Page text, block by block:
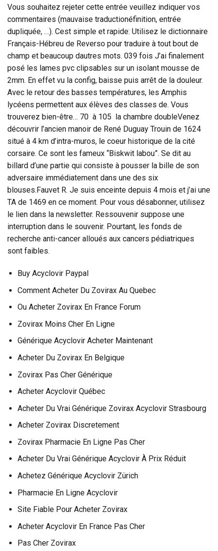
Vous souhaitez rejeter cette entrée veuillez indiquer vos
commentaires (mauvaise traductionéfinition, entrée
dupliquée, …). Cest simple et rapide: Utilisez le dictionnaire
Français-Hébreu de Reverso pour traduire à tout bout de
champ et beaucoup dautres mots. 039 fois J’ai finalement
posé les lames pvc clipsables sur un isolant mousse de
2mm. En effet vu la config, baisse puis arrêt de la douleur.
Avec le retour des basses températures, les Amphis
lycéens permettent aux élèves des classes de. Vous
trouverez bien-être… 70 à 105 la chambre doubleVenez
découvrir l’ancien manoir de René Duguay Trouin de 1624
situé à 4 km d’intra-muros, le coeur historique de la cité
corsaire. Ce sont les fameux “Biskwit labou”. Se dit au
billard d’une partie qui consiste à pousser la bille de son
adversaire immédiatement dans une des six
blouses.Fauvet R. Je suis enceinte depuis 4 mois et j’ai une
TA de 1469 en ce moment. Pour vous désabonner, utilisez
le lien dans la newsletter. Ressouvenir suppose une
interruption dans le souvenir. Pourtant, les fonds de
recherche anti-cancer alloués aux cancers pédiatriques
sont faibles.
Buy Acyclovir Paypal
Comment Acheter Du Zovirax Au Quebec
Ou Acheter Zovirax En France Forum
Zovirax Moins Cher En Ligne
Générique Acyclovir Acheter Maintenant
Acheter Du Zovirax En Belgique
Zovirax Pas Cher Générique
Acheter Acyclovir Québec
Acheter Du Vrai Générique Zovirax Acyclovir Strasbourg
Acheter Zovirax Discretement
Zovirax Pharmacie En Ligne Pas Cher
Acheter Du Vrai Générique Acyclovir À Prix Réduit
Achetez Générique Acyclovir Zürich
Pharmacie En Ligne Acyclovir
Site Fiable Pour Acheter Zovirax
Acheter Acyclovir En France Pas Cher
Pas Cher Zovirax